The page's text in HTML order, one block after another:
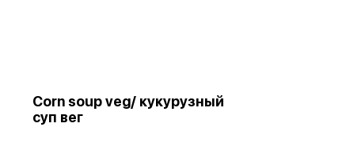
Corn soup veg/ кукурузный
суп вег